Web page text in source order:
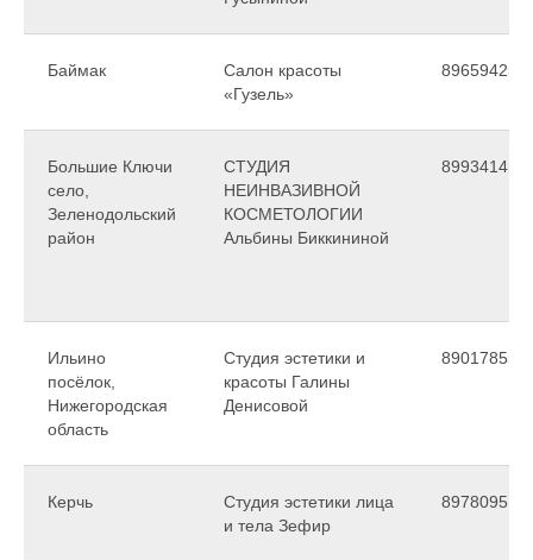
Баймак
Салон красоты
«Гузель»
Большие Ключи
село,
Зеленодольский
район
СТУДИЯ
НЕИНВАЗИВНОЙ
КОСМЕТОЛОГИИ
Альбины Биккининой
Ильино
посёлок,
Нижегородская
область
Студия эстетики и
красоты Галины
Денисовой
Керчь
Студия эстетики лица
и тела Зефир